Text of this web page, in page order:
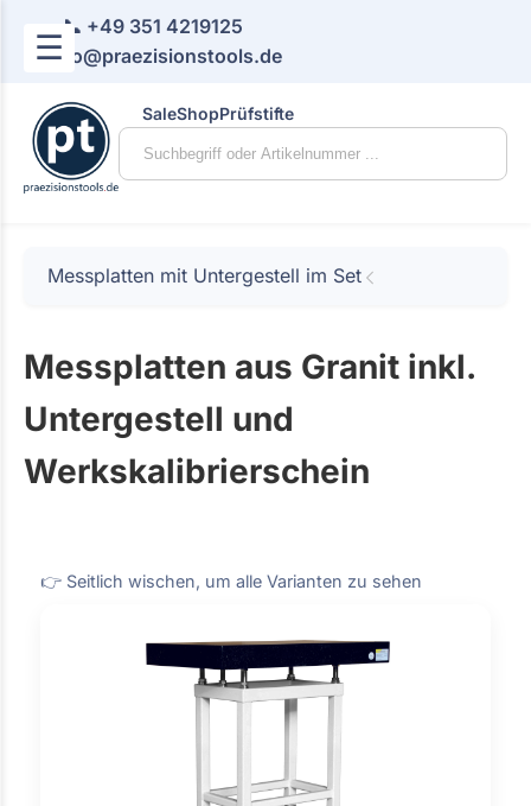
☰
📞 +49 351 4219125
📧 info@praezisionstools.de
SaleShopPrüfstifte
Messplatten mit Untergestell im Set
Messplatten aus Granit inkl.
Untergestell und
Werkskalibrierschein
👉 Seitlich wischen, um alle Varianten zu sehen